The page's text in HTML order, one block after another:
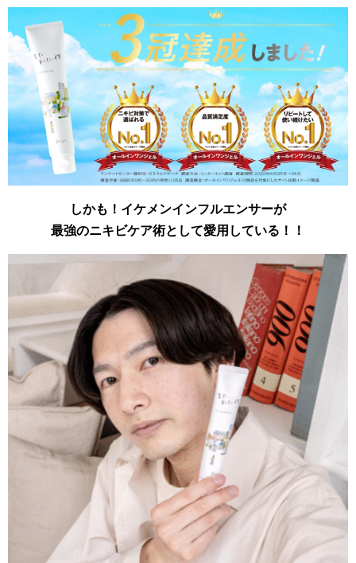
しかも！イケメンインフルエンサーが
最強のニキビケア術として愛用している！！